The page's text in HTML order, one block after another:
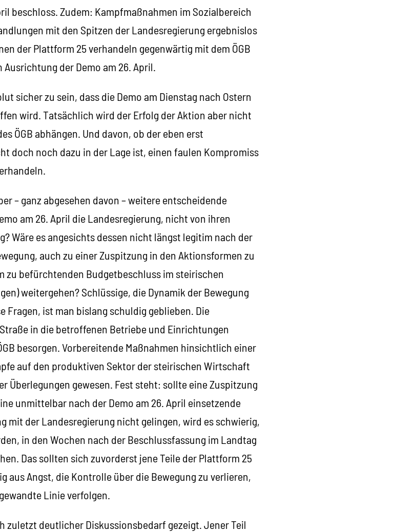
beschloss. Zudem: Kampfmaßnahmen im Sozialbereich
mit den Spitzen der Landesregierung ergebnislos
der Plattform 25 verhandeln gegenwärtig mit dem ÖGB
der Demo am 26. April.
sicher zu sein, dass die Demo am Dienstag nach Ostern
wird. Tatsächlich wird der Erfolg der Aktion aber nicht
ÖGB abhängen. Und davon, ob der eben erst
doch noch dazu in der Lage ist, einen faulen Kompromiss
– ganz abgesehen davon – weitere entscheidende
am 26. April die Landesregierung, nicht von ihren
Wäre es angesichts dessen nicht längst legitim nach der
auch zu einer Zuspitzung in den Aktionsformen zu
zu befürchtenden Budgetbeschluss im steirischen
weitergehen? Schlüssige, die Dynamik der Bewegung
ist man bislang schuldig geblieben. Die
in die betroffenen Betriebe und Einrichtungen
besorgen. Vorbereitende Maßnahmen hinsichtlich einer
auf den produktiven Sektor der steirischen Wirtschaft
Überlegungen gewesen. Fest steht: sollte eine Zuspitzung
unmittelbar nach der Demo am 26. April einsetzende
mit der Landesregierung nicht gelingen, wird es schwierig,
in den Wochen nach der Beschlussfassung im Landtag
Das sollten sich zuvorderst jene Teile der Plattform 25
aus Angst, die Kontrolle über die Bewegung zu verlieren,
Linie verfolgen.
zuletzt deutlicher Diskussionsbedarf gezeigt. Jener Teil